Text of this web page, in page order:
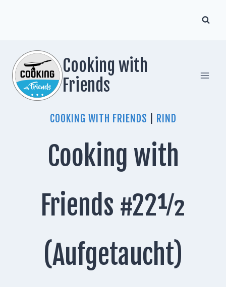
Cooking with
Friends
COOKING WITH FRIENDS RIND
Cooking with
Friends #22½
(Aufgetaucht)